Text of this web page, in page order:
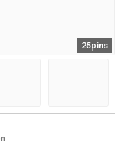
25pins